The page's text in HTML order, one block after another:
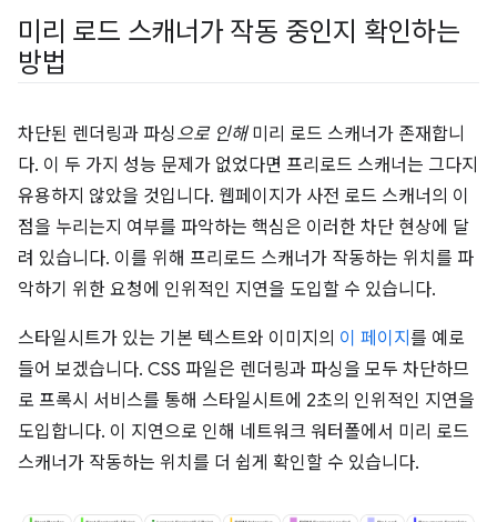
미리 로드 스캐너가 작동 중인지 확인하는
방법
차단된 렌더링과 파싱으로 인해미리 로드 스캐너가 존재합니
다. 이 두 가지 성능 문제가 없었다면 프리로드 스캐너는 그다지
유용하지 않았을 것입니다. 웹페이지가 사전 로드 스캐너의 이
점을 누리는지 여부를 파악하는 핵심은 이러한 차단 현상에 달
려 있습니다. 이를 위해 프리로드 스캐너가 작동하는 위치를 파
악하기 위한 요청에 인위적인 지연을 도입할 수 있습니다.
스타일시트가 있는 기본 텍스트와 이미지의 이 페이지 를 예로
들어 보겠습니다. CSS 파일은 렌더링과 파싱을 모두 차단하므
로 프록시 서비스를 통해 스타일시트에 2초의 인위적인 지연을
도입합니다. 이 지연으로 인해 네트워크 워터폴에서 미리 로드
스캐너가 작동하는 위치를 더 쉽게 확인할 수 있습니다.